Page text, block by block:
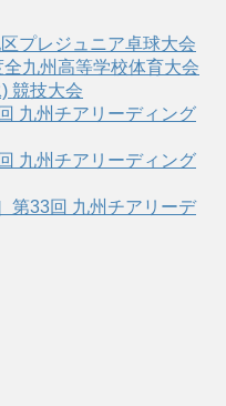
プレジュニア卓球大会
全九州高等学校体育大会
競技大会
九州チアリーディング
九州チアリーディング
第33回 九州チアリーデ